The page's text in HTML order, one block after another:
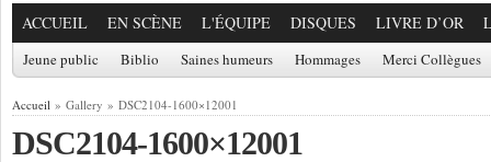
ACCUEIL EN SCÈNE L'ÉQUIPE DISQUES LIVRE D’OR
Jeune public Biblio Saines humeurs Hommages Merci Collègues
Accueil » Gallery » DSC2104-1600×12001
DSC2104-1600×12001